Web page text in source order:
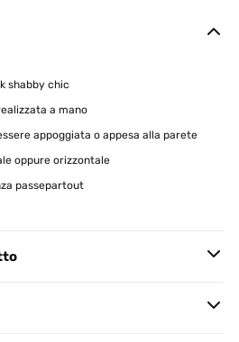
shabby chic
a mano
appoggiata o appesa alla parete
oppure orizzontale
passepartout